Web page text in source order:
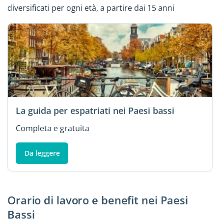
diversificati per ogni età, a partire dai 15 anni
La guida per espatriati nei Paesi bassi
Completa e gratuita
Da leggere
Orario di lavoro e benefit nei Paesi
Bassi